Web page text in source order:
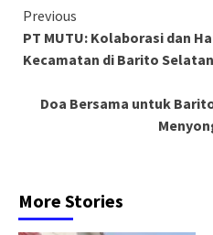
Continue
Reading
Previous
PT MUTU: Kolaborasi dan
Kecamatan di Barito Selatan
Doa Bersama untuk
More Stories